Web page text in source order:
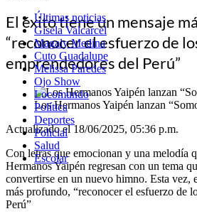
Últimas noticias
Gisela Valcarcel
Magaly Medina
Cuto Guadalupe
Melissa Paredes
Ojo Show
Locomundo
Política
Deportes
Policial
Salud
Escolar
El éxito tiene un mensaje
“reconocer el esfuerzo de
emprendedores del Perú”
Los Hermanos Yaipén lanzan
Actualizado el 18/06/2025, 05:36 p.m.
Con letras que emocionan y una melodía
Hermanos Yaipén regresan con un tema
convertirse en un nuevo himno. Esta vez,
más profundo, “reconocer el esfuerzo de
Perú”